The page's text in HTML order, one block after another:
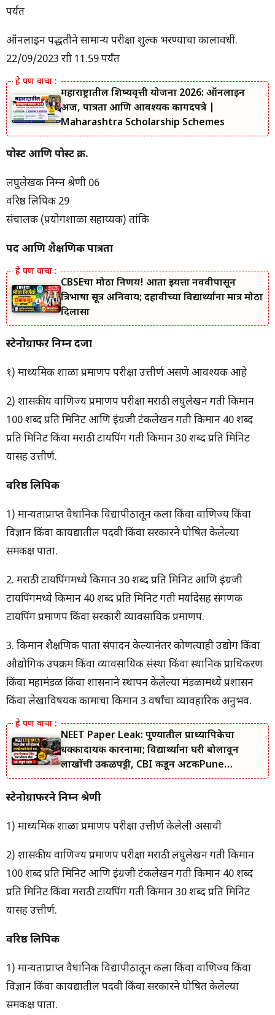
पर्यंत
ऑनलाइन पद्धतीने सामान्य परीक्षा शुल्क भरण्याचा कालावधी.
22/09/2023 रात्री 11.59 पर्यंत
महाराष्ट्रातील शिष्यवृत्ती योजना 2026: ऑनलाईन
अर्ज, पात्रता आणि आवश्यक कागदपत्रे |
Maharashtra Scholarship Schemes
पोस्ट आणि पोस्ट क्र.
लघुलेखक निम्न श्रेणी 06
वरिष्ठ लिपिक 29
संचालक (प्रयोगशाळा सहाय्यक) तांत्रिक
पद आणि शैक्षणिक पात्रता
CBSEचा मोठा निर्णय! आता इयत्ता नववीपासून
त्रिभाषा सूत्र अनिवार्य; दहावीच्या विद्यार्थ्यांना मात्र मोठा
दिलासा
स्टेनोग्राफर निम्न दर्जा
१) माध्यमिक शाळा प्रमाणपत्र परीक्षा उत्तीर्ण असणे आवश्यक आहे
2) शासकीय वाणिज्य प्रमाणपत्र परीक्षा मराठी लघुलेखन गती किमान
100 शब्द प्रति मिनिट आणि इंग्रजी टंकलेखन गती किमान 40 शब्द
प्रति मिनिट किंवा मराठी टायपिंग गती किमान 30 शब्द प्रति मिनिट
यासह उत्तीर्ण.
वरिष्ठ लिपिक
1) मान्यताप्राप्त वैधानिक विद्यापीठातून कला किंवा वाणिज्य किंवा
विज्ञान किंवा कायद्यातील पदवी किंवा सरकारने घोषित केलेल्या
समकक्ष पात्रता.
2. मराठी टायपिंगमध्ये किमान 30 शब्द प्रति मिनिट आणि इंग्रजी
टायपिंगमध्ये किमान 40 शब्द प्रति मिनिट गती मर्यादेसह संगणक
टायपिंग प्रमाणपत्र किंवा सरकारी व्यावसायिक प्रमाणपत्र.
3. किमान शैक्षणिक पात्रता संपादन केल्यानंतर कोणत्याही उद्योग किंवा
औद्योगिक उपक्रम किंवा व्यावसायिक संस्था किंवा स्थानिक प्राधिकरण
किंवा महामंडळ किंवा शासनाने स्थापन केलेल्या मंडळामध्ये प्रशासन
किंवा लेखाविषयक कामाचा किमान 3 वर्षांचा व्यावहारिक अनुभव.
NEET Paper Leak: पुण्यातील प्राध्यापिकेचा
धक्कादायक कारनामा; विद्यार्थ्यांना घरी बोलावून
लाखोंची उकळपट्टी, CBI कडून अटकPune
Professor
स्टेनोग्राफरने निम्न श्रेणी
1) माध्यमिक शाळा प्रमाणपत्र परीक्षा उत्तीर्ण केलेली असावी
2) शासकीय वाणिज्य प्रमाणपत्र परीक्षा मराठी लघुलेखन गती किमान
100 शब्द प्रति मिनिट आणि इंग्रजी टंकलेखन गती किमान 40 शब्द
प्रति मिनिट किंवा मराठी टायपिंग गती किमान 30 शब्द प्रति मिनिट
यासह उत्तीर्ण.
वरिष्ठ लिपिक
1) मान्यताप्राप्त वैधानिक विद्यापीठातून कला किंवा वाणिज्य किंवा
विज्ञान किंवा कायद्यातील पदवी किंवा सरकारने घोषित केलेल्या
समकक्ष पात्रता.